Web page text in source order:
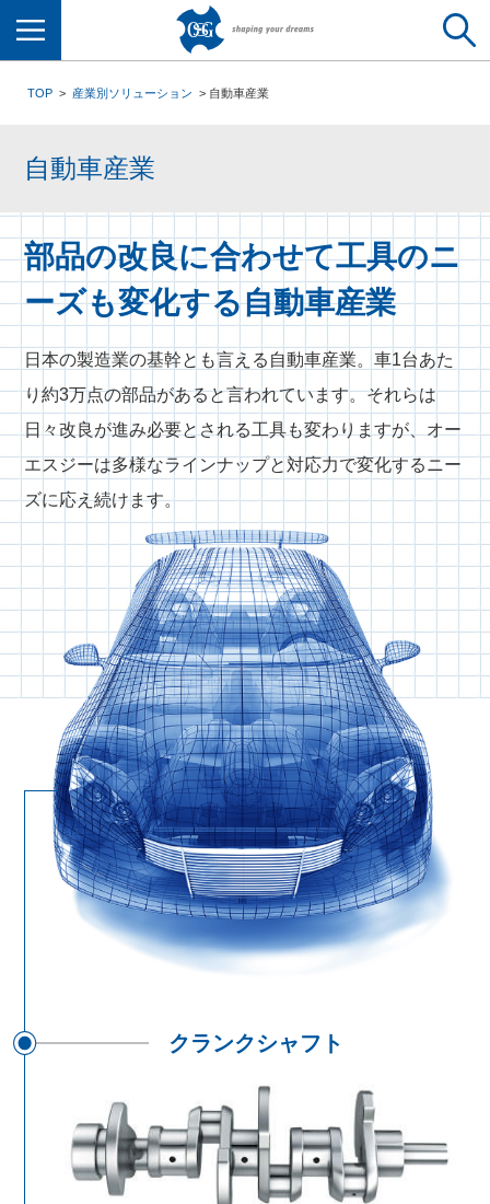
TOP 産業別ソリューション 自動車産業
自動車産業
部品の改良に合わせて工具のニ
ーズも変化する自動車産業
日本の製造業の基幹とも言える自動車産業。車1台あた
り約3万点の部品があると言われています。それらは
日々改良が進み必要とされる工具も変わりますが、オー
エスジーは多様なラインナップと対応力で変化するニー
ズに応え続けます。
クランクシャフト